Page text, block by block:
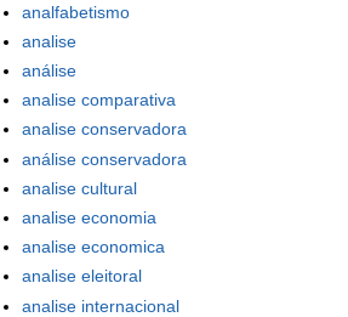
analfabetismo
analise
análise
analise comparativa
analise conservadora
análise conservadora
analise cultural
analise economia
analise economica
analise eleitoral
analise internacional